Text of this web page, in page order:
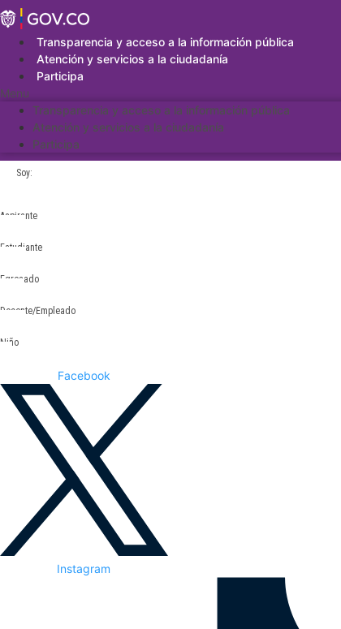
Saltar
al
contenidoTransparencia y acceso a la información pública
Atención y servicios a la ciudadanía
Participa
Menu
Transparencia y acceso a la información pública
Atención y servicios a la ciudadanía
Participa
Soy:
Aspirante
Estudiante
Egresado
Docente/Empleado
Niño
Facebook
Instagram